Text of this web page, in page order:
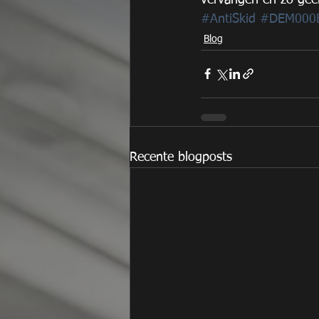
#AntiSkid
Blog
Recente blogposts